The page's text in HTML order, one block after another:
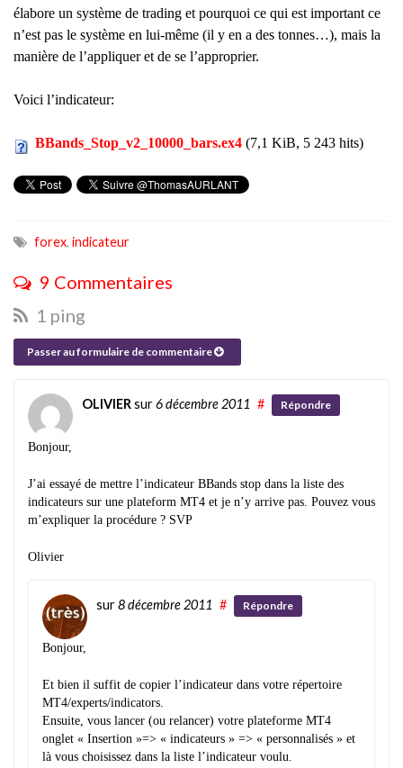
élabore un système de trading et pourquoi ce qui est important ce
n’est pas le système en lui-même (il y en a des tonnes…), mais la
manière de l’appliquer et de se l’approprier.
Voici l’indicateur:
BBands_Stop_v2_10000_bars.ex4 (7,1 KiB, 5 243 hits)
forex, indicateur
9 Commentaires
1 ping
Passer au formulaire de commentaire
OLIVIERsur6 décembre 2011 # Répondre
Bonjour,
J’ai essayé de mettre l’indicateur BBands stop dans la liste des
indicateurs sur une plateform MT4 et je n’y arrive pas. Pouvez vous
m’expliquer la procédure ? SVP
Olivier
sur8 décembre 2011 # Répondre
Bonjour,
Et bien il suffit de copier l’indicateur dans votre répertoire
MT4/experts/indicators.
Ensuite, vous lancer (ou relancer) votre plateforme MT4
onglet « Insertion »=> « indicateurs » => « personnalisés » et
là vous choisissez dans la liste l’indicateur voulu.